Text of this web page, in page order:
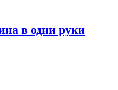
в одни руки